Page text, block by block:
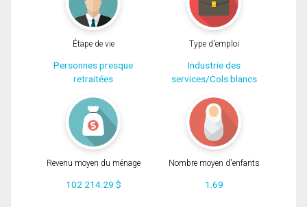
Étape de vie
Personnes presque
retraitées
Type d'emploi
Industrie des
services/Cols blancs
Revenu moyen du ménage
102 214.29 $
Nombre moyen d'enfants
1.69